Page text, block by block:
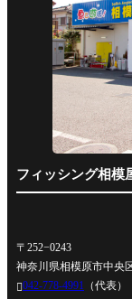
フィッシング相模
〒252−0243
神奈川県相模原市中央
042-778-4991 （代表）